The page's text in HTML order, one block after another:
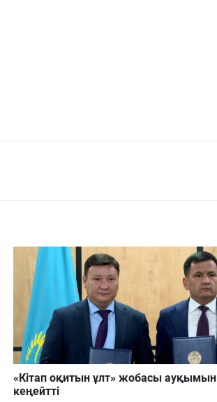
«Кітап оқитын ұлт» жобасы ауқымын
кеңейтті